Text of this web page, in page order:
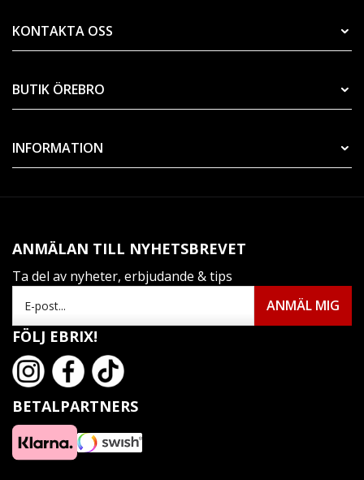
KONTAKTA OSS
BUTIK ÖREBRO
INFORMATION
ANMÄLAN TILL NYHETSBREVET
Ta del av nyheter, erbjudande & tips
FÖLJ EBRIX!
BETALPARTNERS